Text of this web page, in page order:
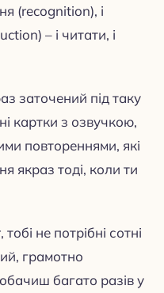
(recognition), і
– і читати, і
заточений під таку
картки з озвучкою,
повтореннями, які
якраз тоді, коли ти
не потрібні сотні
грамотно
багато разів у